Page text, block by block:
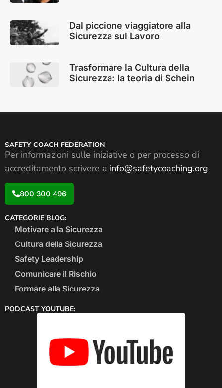
Dal piccione viaggiatore alla
Sicurezza sul Lavoro
Trasformare la Cultura della
Sicurezza: la teoria di Schein
SAFETY COACH FEDERATION
Per informazioni sulle iniziative o per processo di
accreditamento scrivere a info@safetycoaching.org
800 300 496
CATEGORIE BLOG:
Motivare alla Sicurezza
Cultura della Sicurezza
Safety Leadership
Comunicare il Rischio
Formare alla Sicurezza
PODCAST YOUTUBE: